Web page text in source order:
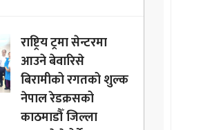
राष्ट्रिय ट्रमा सेन्टरमा
आउने बेवारिसे
बिरामीको रगतको शुल्क
नेपाल रेडक्रसको
काठमाडौँ जिल्ला